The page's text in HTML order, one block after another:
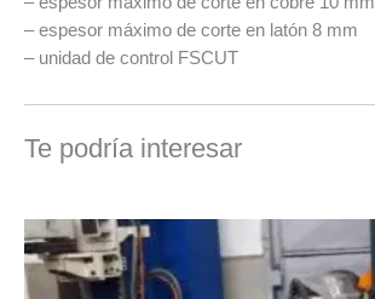
– espesor máximo de corte en latón 8 mm
– unidad de control FSCUT
Te podría interesar